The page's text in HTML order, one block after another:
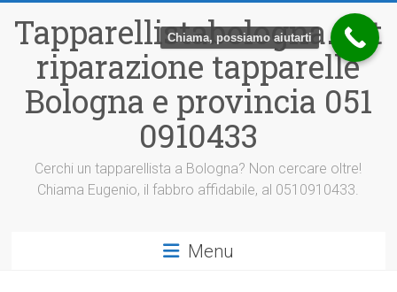
contenuto
Tapparellistabologna.net
riparazione tapparelle
Bologna e provincia 051
0910433
Cerchi un tapparellista a Bologna? Non cercare oltre!
Chiama Eugenio, il fabbro affidabile, al 0510910433.
Menu
Chiama, possiamo aiutarti